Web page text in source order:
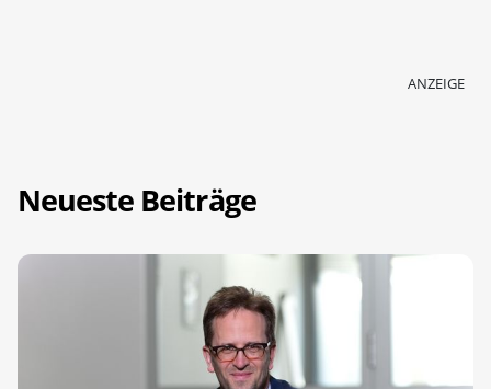
ANZEIGE
Neueste Beiträge